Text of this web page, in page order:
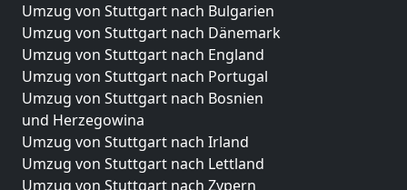
Umzug von Stuttgart nach Bulgarien
Umzug von Stuttgart nach Dänemark
Umzug von Stuttgart nach England
Umzug von Stuttgart nach Portugal
Umzug von Stuttgart nach Bosnien
und Herzegowina
Umzug von Stuttgart nach Irland
Umzug von Stuttgart nach Lettland
Umzug von Stuttgart nach Zypern